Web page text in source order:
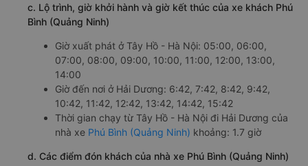
c. Lộ trình, giờ khởi hành và giờ kết thúc của xe khách Phú
Bình (Quảng Ninh)
Giờ xuất phát ở Tây Hồ - Hà Nội: 05:00, 06:00,
07:00, 08:00, 09:00, 10:00, 11:00, 12:00, 13:00,
14:00
Giờ đến nơi ở Hải Dương: 6:42, 7:42, 8:42, 9:42,
10:42, 11:42, 12:42, 13:42, 14:42, 15:42
Thời gian chạy từ Tây Hồ - Hà Nội đi Hải Dương của
nhà xe Phú Bình (Quảng Ninh) khoảng: 1.7 giờ
d. Các điểm đón khách của nhà xe Phú Bình (Quảng Ninh)